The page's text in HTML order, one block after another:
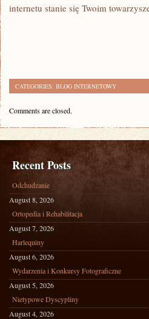
internetu stanie się Twoim
CATEGORIES: BLOG INTERNETOWY
Comments are closed.
Recent Posts
Odchudzanie
August 8, 2026
Ortopedia i Rehabilitacja
August 7, 2026
Harlequiny
August 6, 2026
Wydarzenia i Konkursy Fotograficzne
August 5, 2026
Nietypowe Dyscypliny
August 4, 2026